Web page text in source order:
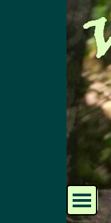
Direkt zum Seiteninhalt